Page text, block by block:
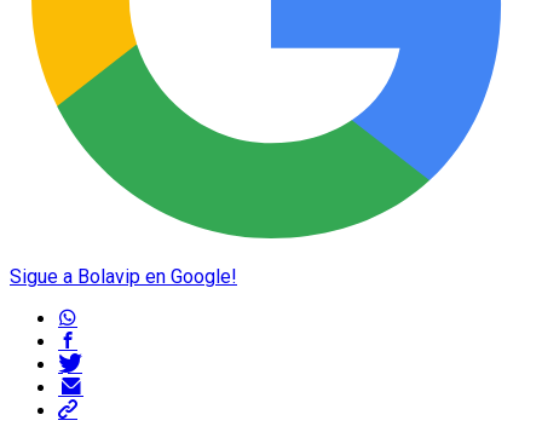
Sigue a Bolavip en Google!